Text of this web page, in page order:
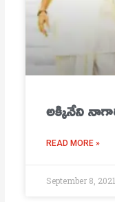
అక్కినేని
READ MORE »
September 8, 2021